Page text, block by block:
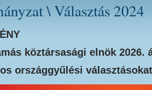
\ Választás 2024
köztársasági elnök 2026.
országgyűlési